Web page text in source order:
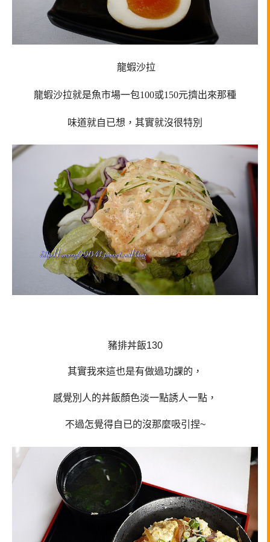
龍蝦沙拉
龍蝦沙拉就是魚市場一包100或150元擠出來那種
味道就自已想，其實就沒很特別
豬排丼飯130
其實我來這也是有做過功課的，
感覺別人的丼飯顏色淡一點誘人一點，
不過怎覺得自已的沒那麼吸引捏~